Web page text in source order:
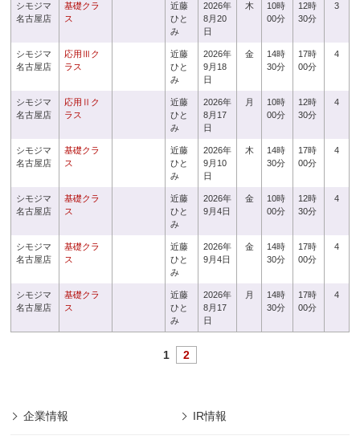
シモジマ
名古屋店
基礎クラ
ス
近藤
ひと
み
2026年
8月20
日
木
10時
00分
12時
30分
3
シモジマ
名古屋店
応用Ⅲク
ラス
近藤
ひと
み
2026年
9月18
日
金
14時
30分
17時
00分
4
シモジマ
名古屋店
応用Ⅱク
ラス
近藤
ひと
み
2026年
8月17
日
月
10時
00分
12時
30分
4
シモジマ
名古屋店
基礎クラ
ス
近藤
ひと
み
2026年
9月10
日
木
14時
30分
17時
00分
4
シモジマ
名古屋店
基礎クラ
ス
近藤
ひと
み
2026年
9月4日
金
10時
00分
12時
30分
4
シモジマ
名古屋店
基礎クラ
ス
近藤
ひと
み
2026年
9月4日
金
14時
30分
17時
00分
4
シモジマ
名古屋店
基礎クラ
ス
近藤
ひと
み
2026年
8月17
日
月
14時
30分
17時
00分
4
1 2
企業情報 IR情報